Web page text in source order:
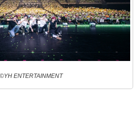
©YH ENTERTAINMENT